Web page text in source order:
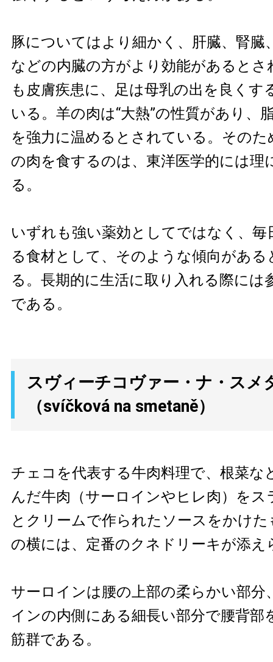
豚についてはより細かく、肝臓、腎臓
などの内臓の方がより効能があるとさ
も皮膚疾患に、足は母乳の出を良くす
いる。羊の肉は“大熱”の性質があり、
を強力に温めるとされている。そのた
の肉を食するのは、東洋医学的には理
る。
いずれも強い薬効としてではなく、毎
る食材として、そのような傾向がある
る。長期的に生活に取り入れる際には
である。
スヴィーチコヴァー・ナ・スメ
（svíčková na smetaně）
チェコを代表する牛肉料理で、根菜な
んだ牛肉（サーロインやヒレ肉）をス
とクリームで作られたソースをかけ
の横には、定番のクネドリーキが添え
サーロインは腰の上部の柔らかい部分
インの内側にある細長い部分で腰背部
筋群である。